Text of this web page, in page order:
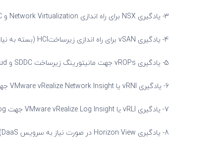
3- یادگیری NSX برای راه اندازی Network Virtualization و SDDC جهت integration با vRO و vRA
4- یادگیری vSAN برای راه اندازی زیرساختHCI (بسته به نیاز)
5- یادگیری vROPs جهت مانیتورینگ زیرساخت SDDC و VMware Cloud
6- یادگیری vRNI یا VMware vRealize Network Insight جهت مانیتورینگ زیرساخت SDDC
7- یادگیری vRLI یا VMware vRealize Log Insight جهت Log گیری
8- یادگیری Horizon View در صورت نیاز به سرویس DaaS) یا Desktop as a Service)